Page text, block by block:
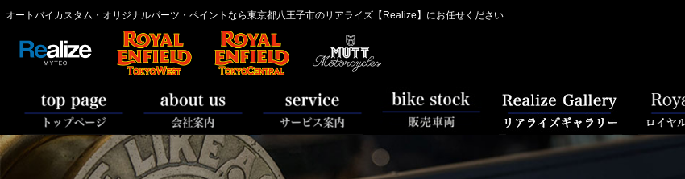
オートバイカスタム・オリジナルパーツ・ペイントなら東京都八王子市のリアライズ【Realize】にお任せください